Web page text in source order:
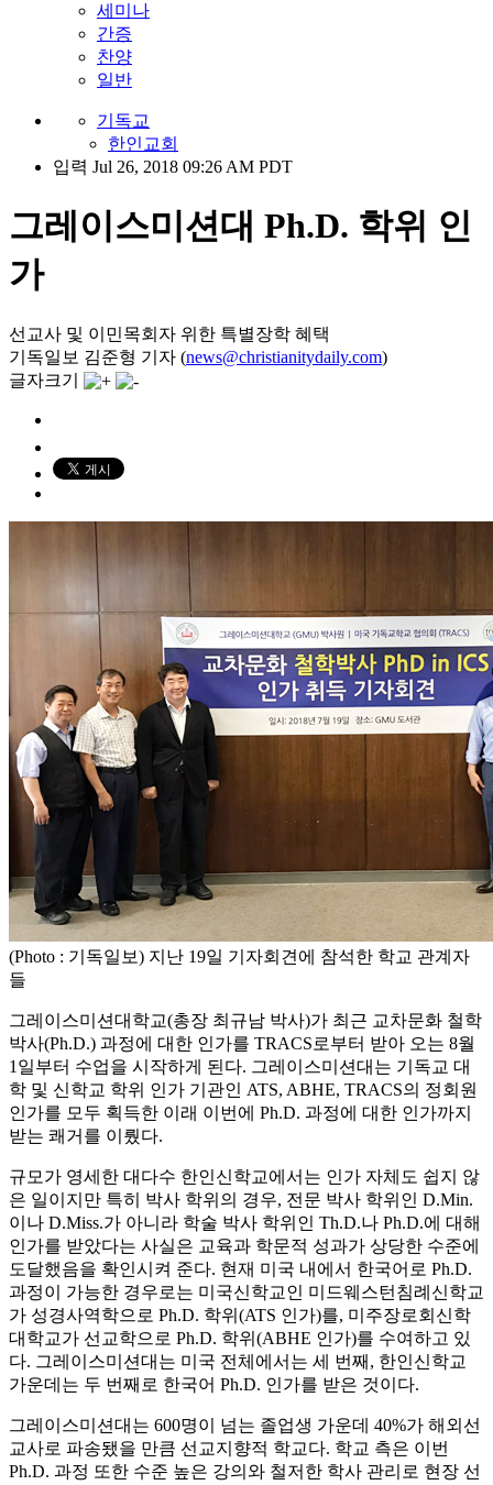
세미나
간증
찬양
일반
기독교
한인교회
입력 Jul 26, 2018 09:26 AM PDT
그레이스미션대 Ph.D. 학위 인
가
선교사 및 이민목회자 위한 특별장학 혜택
기독일보 김준형 기자 (news@christianitydaily.com)
글자크기
(Photo : 기독일보) 지난 19일 기자회견에 참석한 학교 관계자
들
그레이스미션대학교(총장 최규남 박사)가 최근 교차문화 철학
박사(Ph.D.) 과정에 대한 인가를 TRACS로부터 받아 오는 8월
1일부터 수업을 시작하게 된다. 그레이스미션대는 기독교 대
학 및 신학교 학위 인가 기관인 ATS, ABHE, TRACS의 정회원
인가를 모두 획득한 이래 이번에 Ph.D. 과정에 대한 인가까지
받는 쾌거를 이뤘다.
규모가 영세한 대다수 한인신학교에서는 인가 자체도 쉽지 않
은 일이지만 특히 박사 학위의 경우, 전문 박사 학위인 D.Min.
이나 D.Miss.가 아니라 학술 박사 학위인 Th.D.나 Ph.D.에 대해
인가를 받았다는 사실은 교육과 학문적 성과가 상당한 수준에
도달했음을 확인시켜 준다. 현재 미국 내에서 한국어로 Ph.D.
과정이 가능한 경우로는 미국신학교인 미드웨스턴침례신학교
가 성경사역학으로 Ph.D. 학위(ATS 인가)를, 미주장로회신학
대학교가 선교학으로 Ph.D. 학위(ABHE 인가)를 수여하고 있
다. 그레이스미션대는 미국 전체에서는 세 번째, 한인신학교
가운데는 두 번째로 한국어 Ph.D. 인가를 받은 것이다.
그레이스미션대는 600명이 넘는 졸업생 가운데 40%가 해외선
교사로 파송됐을 만큼 선교지향적 학교다. 학교 측은 이번
Ph.D. 과정 또한 수준 높은 강의와 철저한 학사 관리로 현장 선